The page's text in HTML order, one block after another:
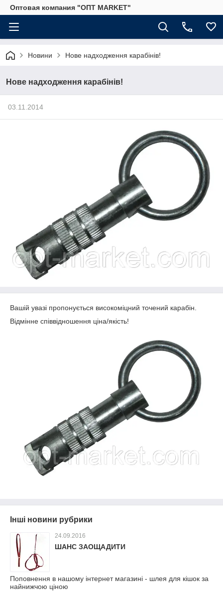
Оптовая компания "ОПТ MARKET"
Новини Нове надходження карабінів!
Нове надходження карабінів!
03.11.2014
Вашій увазі пропонується високоміцний точений карабін.
Відмінне співвідношення ціна/якість!
Інші новини рубрики
24.09.2016
ШАНС ЗАОЩАДИТИ
Поповнення в нашому інтернет магазині - шлея для кішок за
найнижчою ціною